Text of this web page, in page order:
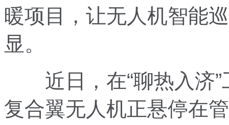
暖项目，让无人机智能
显。
近日，在“聊热入济”
复合翼无人机正悬停在